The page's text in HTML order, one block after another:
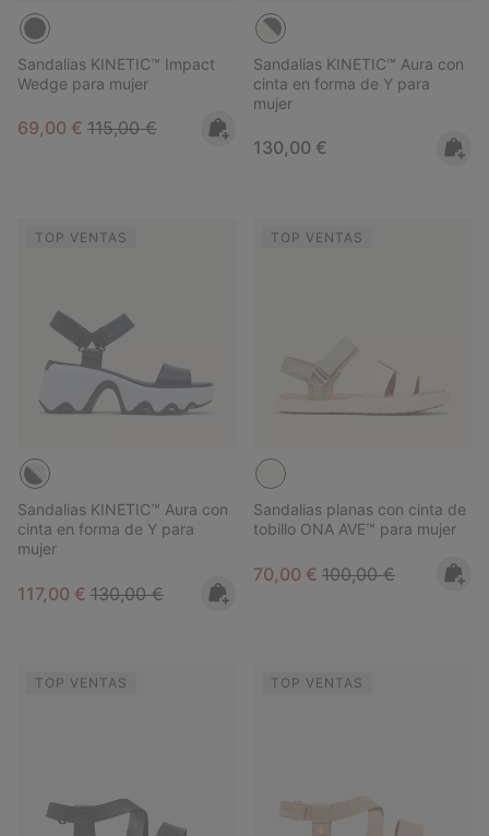
Sandalias KINETIC™ Impact
Wedge para mujer
Sale price:
69,00 € Regular price:
115,00 €
Sandalias KINETIC™ Aura con
cinta en forma de Y para
mujer
Regular price:
130,00 €
TOP VENTAS
Sandalias KINETIC™ Aura con
cinta en forma de Y para
mujer
Sale price:
117,00 € Regular price:
130,00 €
TOP VENTAS
Sandalias planas con cinta de
tobillo ONA AVE™ para mujer
Sale price:
70,00 € Regular price:
100,00 €
TOP VENTAS TOP VENTAS